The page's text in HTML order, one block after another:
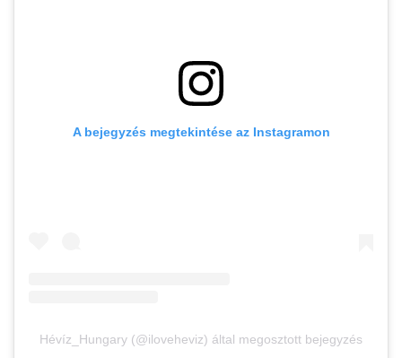
A bejegyzés megtekintése az Instagramon
Hévíz_Hungary (@iloveheviz) által megosztott bejegyzés